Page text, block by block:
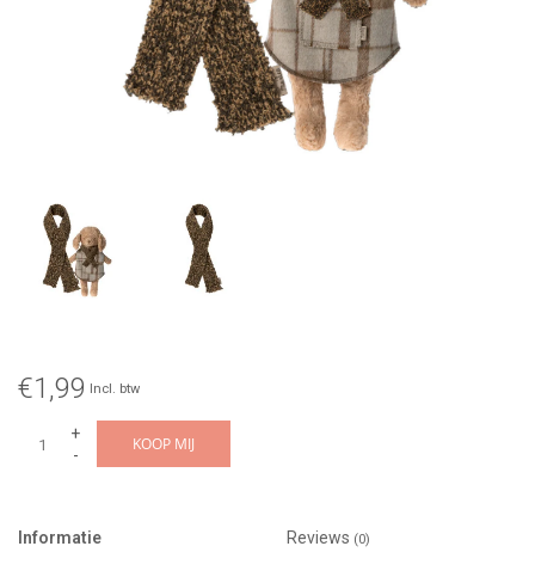
€1,99 Incl. btw
+
-
KOOP MIJ
Informatie Reviews (0)